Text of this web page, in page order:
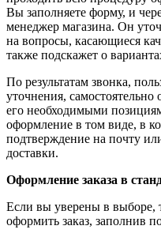
Вы заполняете форму, и
менеджер магазина. Он
на вопросы, касающиеся
также подскажет о
По результатам звонка,
уточнения, самостоятельно
его необходимыми
оформление в том виде, в
подтверждение на почту
доставки.
Оформление заказа в
Если вы уверены в выборе,
оформить заказ, заполнив